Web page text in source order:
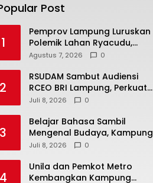
Post
1
Pemprov Lampung Luruskan
Polemik Lahan Ryacudu,
Tegaskan Tanah yang
Provinsi
Agustus 7, 2026 0
2
RSUDAM Sambut Audiensi
RCEO BRI Lampung, Perkuat
Kolaborasi untuk
SDM
Juli 8, 2026 0
3
Belajar Bahasa Sambil
Mengenal Budaya, Kampung
Prancis Metro Diminati
Juli 8, 2026 0
4
Unila dan Pemkot Metro
Kembangkan Kampung